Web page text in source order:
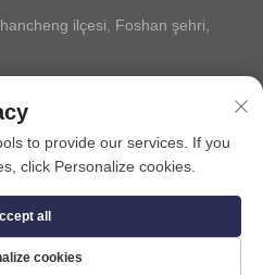
ilçesi, Foshan şehri,
13630015425
protected]
SEVILO HARDWARE CO.,LTD.
to provide our services. If you
click Personalize cookies.
cookies
all